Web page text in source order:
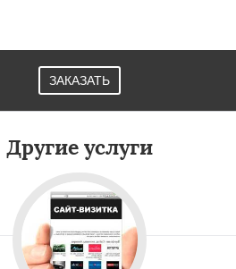
ЗАКАЗАТЬ
Другие услуги
согласие на обработку персональных данных